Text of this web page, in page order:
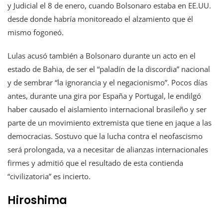
y Judicial el 8 de enero, cuando Bolsonaro estaba en EE.UU.
desde donde habría monitoreado el alzamiento que él
mismo fogoneó.
Lulas acusó también a Bolsonaro durante un acto en el
estado de Bahia, de ser el “paladín de la discordia” nacional
y de sembrar “la ignorancia y el negacionismo”. Pocos días
antes, durante una gira por España y Portugal, le endilgó
haber causado el aislamiento internacional brasileño y ser
parte de un movimiento extremista que tiene en jaque a las
democracias. Sostuvo que la lucha contra el neofascismo
será prolongada, va a necesitar de alianzas internacionales
firmes y admitió que el resultado de esta contienda
“civilizatoria” es incierto.
Hiroshima